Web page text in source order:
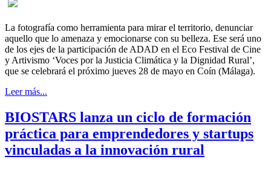
La fotografía como herramienta para mirar el territorio, denunciar
aquello que lo amenaza y emocionarse con su belleza. Ese será uno
de los ejes de la participación de ADAD en el Eco Festival de Cine
y Artivismo ‘Voces por la Justicia Climática y la Dignidad Rural’,
que se celebrará el próximo jueves 28 de mayo en Coín (Málaga).
Leer más...
BIOSTARS lanza un ciclo de formación
práctica para emprendedores y startups
vinculadas a la innovación rural